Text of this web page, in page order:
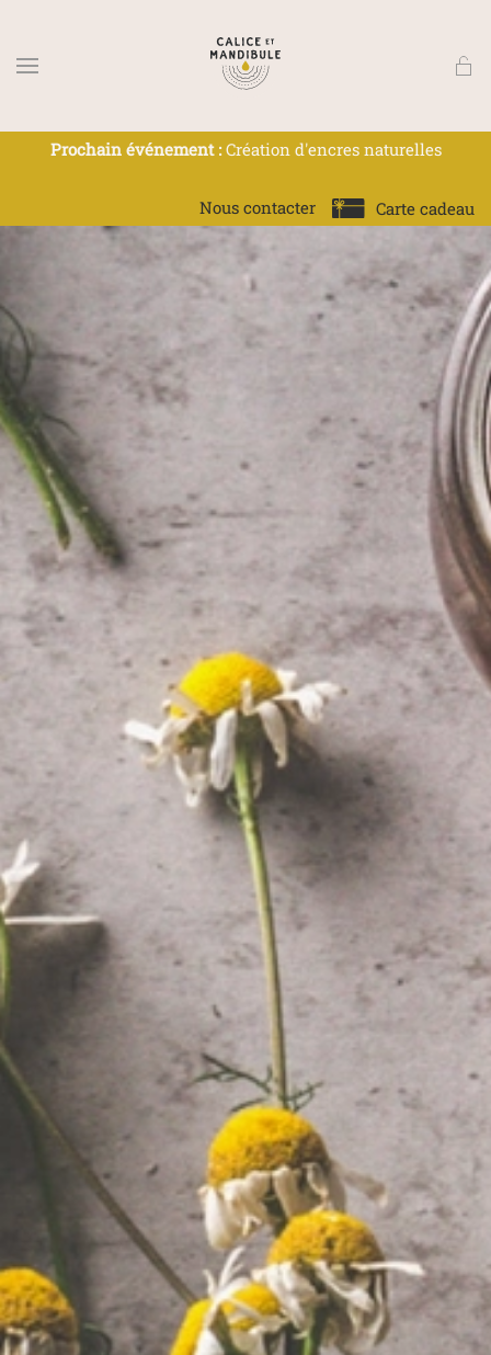
Skip to main content
Prochain événement :Création d'encres naturelles
Nous contacter Carte cadeau